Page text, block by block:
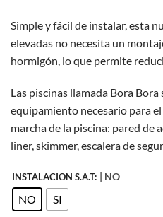
Simple y fácil de instalar, esta
elevadas no necesita un
hormigón, lo que permite
Las piscinas llamada Bora
equipamiento necesario para
marcha de la piscina: pared de
liner, skimmer, escalera de
INSTALACION S.A.T: | NO
NO SI